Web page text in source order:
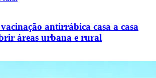
antirrábica casa a casa
áreas urbana e rural